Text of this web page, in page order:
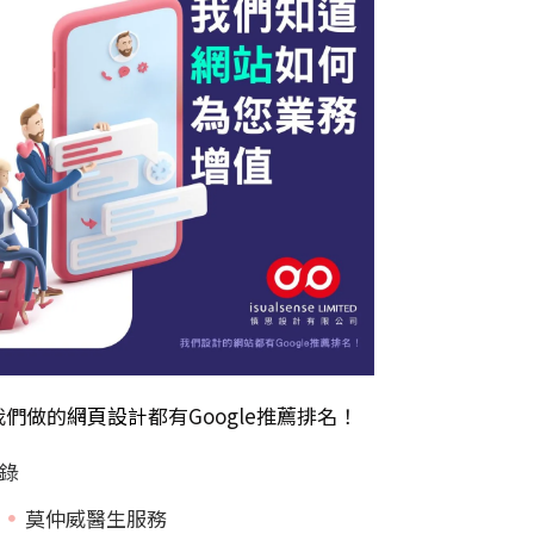
們做的網頁設計都有Google推薦排名！
莫仲威醫生服務